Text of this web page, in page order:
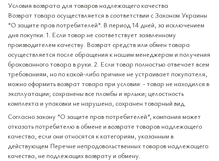
Условия возврата для товаров надлежащего качества
Возврат товара осуществляется в соответствии с Законом Украины
"О защите прав потребителей". В период 14 дней, за исключением
дня покупки. 1. Если товар не соответствует заявленному
производителем качеству. Возврат средств или обмен товара
осуществляется после обращения к нашим менеджерам и получения
бракованного товара в руки. 2. Если товар полностью отвечает всем
требованиям, но по какой-либо причине не устраивает покупателя,
можно оформить возврат товара при условии: - товар не находился в
эксплуатации; сохранены все пломбы и ярлыки; целостность
комплекта и упаковки не нарушена, сохранен товарный вид.
Согласно закону "О защите прав потребителей", компания может
отказать потребителю в обмене и возврате товаров надлежащего
качества, если они относятся к категориям, указанным в
действующем Перечне непродовольственных товаров надлежащего
качества, не подлежащих возврату и обмену.